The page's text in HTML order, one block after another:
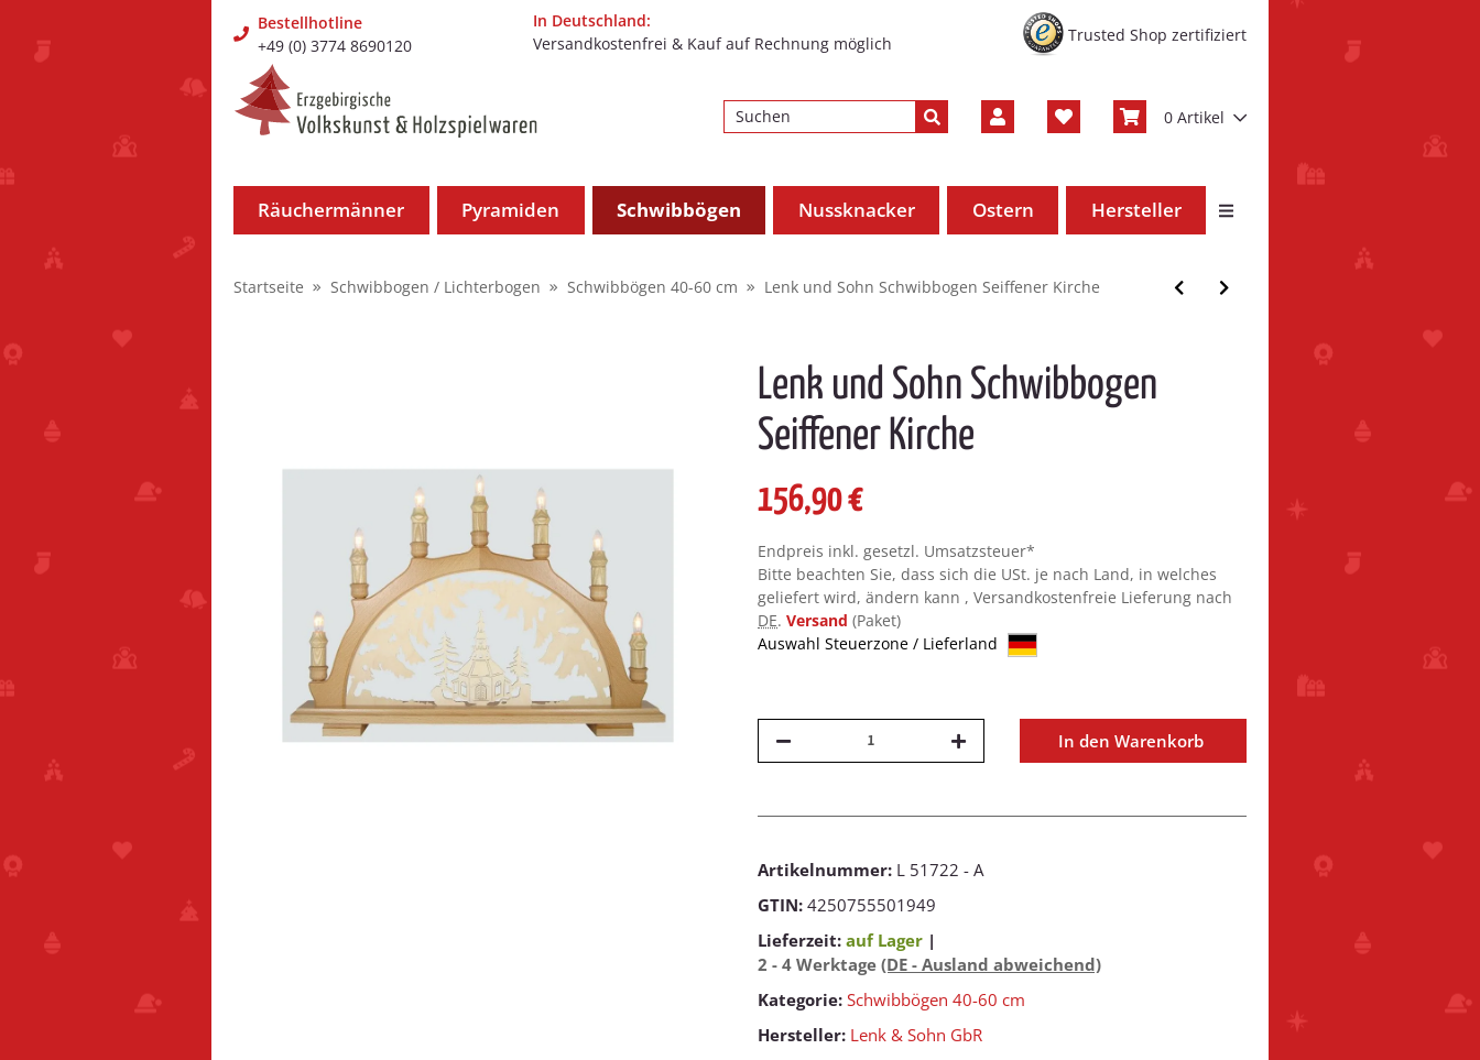
Bestellhotline
+49 (0) 3774 8690120
In Deutschland:
Versandkostenfrei & Kauf auf Rechnung möglich
Trusted Shop zertifiziert
0 Artikel
Räuchermänner Pyramiden Schwibbögen Nussknacker Ostern Hersteller
Startseite Schwibbogen / Lichterbogen Schwibbögen 40-60 cm Lenk und Sohn Schwibbogen Seiffener Kirche
Lenk und Sohn Schwibbogen
Seiffener Kirche
156,90 €
Endpreis inkl. gesetzl. Umsatzsteuer*
Bitte beachten Sie, dass sich die USt. je nach Land, in welches
geliefert wird, ändern kann , Versandkostenfreie Lieferung nach
DE. Versand (Paket)
Auswahl Steuerzone / Lieferland
In den Warenkorb
Artikelnummer: L 51722 - A
GTIN: 4250755501949
Lieferzeit: auf Lager |
2 - 4 Werktage (DE - Ausland abweichend)
Kategorie: Schwibbögen 40-60 cm
Hersteller: Lenk & Sohn GbR